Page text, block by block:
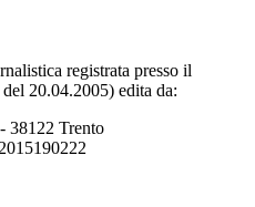
registrata presso il
20.04.2005) edita da:
38122 Trento